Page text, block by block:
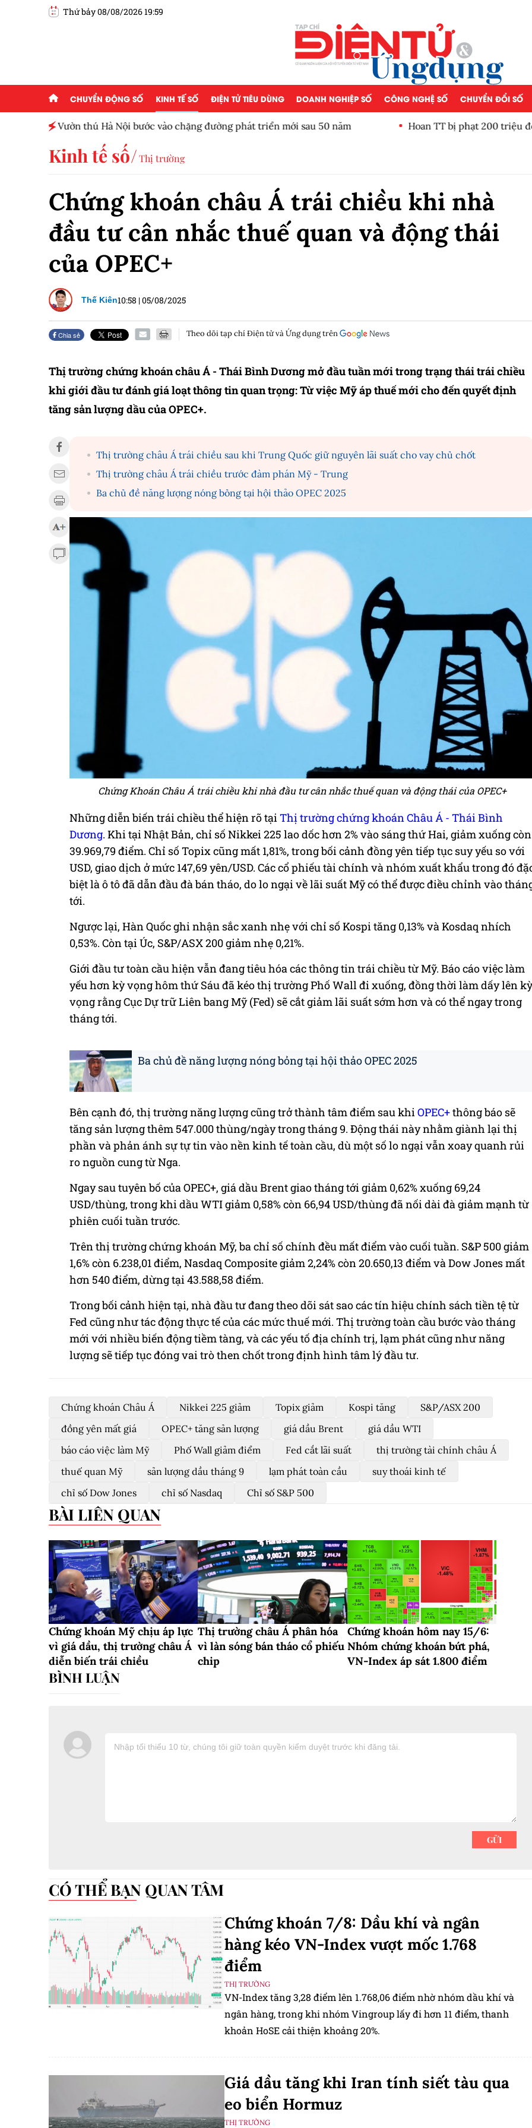
Thứ bảy 08/08/2026 19:59
CHUYỂN ĐỘNG SỐ KINH TẾ SỐ ĐIỆN TỬ TIÊU DÙNG DOANH NGHIỆP SỐ CÔNG NGHỆ SỐ CHUYỂN ĐỔI SỐ
Vườn thú Hà Nội bước vào chặng đường phát triển mới sau 50 năm Hoan TT bị phạt 200 triệu
Kinh tế số Thị trường
Chứng khoán châu Á trái chiều khi nhà
đầu tư cân nhắc thuế quan và động thái
của OPEC+
Thế Kiên10:58 |05/08/2025
Chia sẻ Theo dõi tạp chí Điện tử và Ứng dụng trên
Thị trường chứng khoán châu Á - Thái Bình Dương mở đầu tuần mới trong trạng thái trái chiều
khi giới đầu tư đánh giá loạt thông tin quan trọng: Từ việc Mỹ áp thuế mới cho đến quyết định
tăng sản lượng dầu của OPEC+.
Thị trường châu Á trái chiều sau khi Trung Quốc giữ nguyên lãi suất cho vay chủ chốt
Thị trường châu Á trái chiều trước đàm phán Mỹ - Trung
Ba chủ đề năng lượng nóng bỏng tại hội thảo OPEC 2025
Chứng Khoán Châu Á trái chiều khi nhà đầu tư cân nhắc thuế quan và động thái của OPEC+
Những diễn biến trái chiều thể hiện rõ tạiThị trường chứng khoán Châu Á - Thái Bình
Dương. Khi tại Nhật Bản, chỉ số Nikkei 225 lao dốc hơn 2% vào sáng thứ Hai, giảm xuống còn
39.969,79 điểm. Chỉ số Topix cũng mất 1,81%, trong bối cảnh đồng yên tiếp tục suy yếu so với
USD, giao dịch ở mức 147,69 yên/USD. Các cổ phiếu tài chính và nhóm xuất khẩu trong đó
biệt là ô tô đã dẫn đầu đà bán tháo, do lo ngại về lãi suất Mỹ có thể được điều chỉnh vào
tới.
Ngược lại, Hàn Quốc ghi nhận sắc xanh nhẹ với chỉ số Kospi tăng 0,13% và Kosdaq nhích
0,53%. Còn tại Úc, S&P/ASX 200 giảm nhẹ 0,21%.
Giới đầu tư toàn cầu hiện vẫn đang tiêu hóa các thông tin trái chiều từ Mỹ. Báo cáo việc làm
yếu hơn kỳ vọng hôm thứ Sáu đã kéo thị trường Phố Wall đi xuống, đồng thời làm dấy lên kỳ
vọng rằng Cục Dự trữ Liên bang Mỹ (Fed) sẽ cắt giảm lãi suất sớm hơn và có thể ngay trong
tháng tới.
Ba chủ đề năng lượng nóng bỏng tại hội thảo OPEC 2025
Bên cạnh đó, thị trường năng lượng cũng trở thành tâm điểm sau khiOPEC+thông báo sẽ
tăng sản lượng thêm 547.000 thùng/ngày trong tháng 9. Động thái này nhằm giành lại thị
phần và phản ánh sự tự tin vào nền kinh tế toàn cầu, dù một số lo ngại vẫn xoay quanh rủi
ro nguồn cung từ Nga.
Ngay sau tuyên bố của OPEC+, giá dầu Brent giao tháng tới giảm 0,62% xuống 69,24
USD/thùng, trong khi dầu WTI giảm 0,58% còn 66,94 USD/thùng đã nối dài đà giảm mạnh từ
phiên cuối tuần trước.
Trên thị trường chứng khoán Mỹ, ba chỉ số chính đều mất điểm vào cuối tuần. S&P 500 giảm
1,6% còn 6.238,01 điểm, Nasdaq Composite giảm 2,24% còn 20.650,13 điểm và Dow Jones mất
hơn 540 điểm, dừng tại 43.588,58 điểm.
Trong bối cảnh hiện tại, nhà đầu tư đang theo dõi sát sao các tín hiệu chính sách tiền tệ từ
Fed cũng như tác động thực tế của các mức thuế mới. Thị trường toàn cầu bước vào tháng
mới với nhiều biến động tiềm tàng, và các yếu tố địa chính trị, lạm phát cũng như năng
lượng sẽ tiếp tục đóng vai trò then chốt trong định hình tâm lý đầu tư.
Chứng khoán Châu Á Nikkei 225 giảm Topix giảm Kospi tăng
S&P/ASX 200
đồng yên mất giá
OPEC+ tăng sản lượng giá dầu Brent
giá dầu WTI
báo cáo việc làm Mỹ
Phố Wall giảm điểm Fed cắt lãi suất
thị trường tài chính châu Á
thuế quan Mỹ
sản lượng dầu tháng 9 lạm phát toàn cầu
suy thoái kinh tế
chỉ số Dow Jones
chỉ số Nasdaq Chỉ số S&P 500
BÀI LIÊN QUAN
Chứng khoán Mỹ chịu áp lực
vì giá dầu, thị trường châu Á
diễn biến trái chiều
Thị trường châu Á phân hóa
vì làn sóng bán tháo cổ phiếu
chip
Chứng khoán hôm nay 15/6:
Nhóm chứng khoán bứt phá,
VN-Index áp sát 1.800 điểm
CÓ THỂ BẠN QUAN TÂM
Chứng khoán 7/8: Dầu khí và ngân
hàng kéo VN-Index vượt mốc 1.768
điểm
THỊ TRƯỜNG
VN-Index tăng 3,28 điểm lên 1.768,06 điểm nhờ nhóm dầu khí và
ngân hàng, trong khi nhóm Vingroup lấy đi hơn 11 điểm, thanh
khoản HoSE cải thiện khoảng 20%.
Giá dầu tăng khi Iran tính siết tàu qua
eo biển Hormuz
THỊ TRƯỜNG